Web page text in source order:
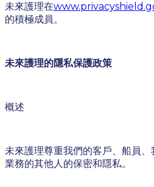
未來護理在
的積極成員。
未來護理的隱私保護政策
概述
未來護理尊重我們的客戶、船員
業務的其他人的保密和隱私。